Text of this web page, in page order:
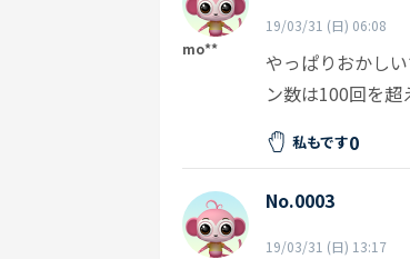
mo**
19/03/31 (日) 06:08
やっぱりおかし
ン数は100回を超
私もです0
No.0003
19/03/31 (日) 13:17